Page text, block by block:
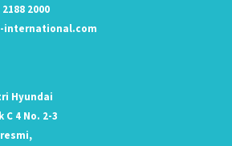
2000
international.com
Hyundai
4 No. 2-3